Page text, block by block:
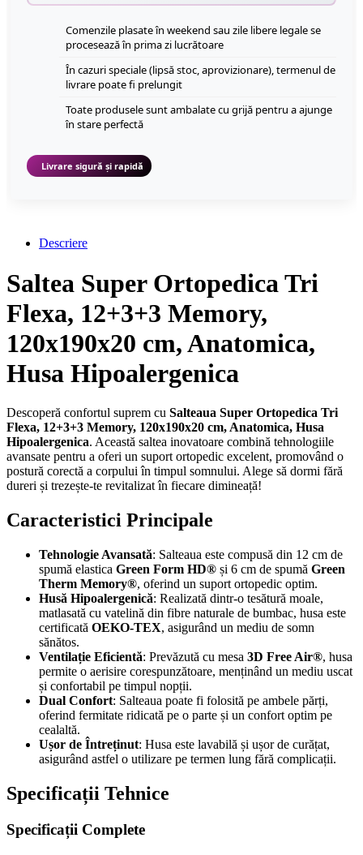
Comenzile plasate în weekend sau zile libere legale se
procesează în prima zi lucrătoare
În cazuri speciale (lipsă stoc, aprovizionare), termenul de
livrare poate fi prelungit
Toate produsele sunt ambalate cu grijă pentru a ajunge
în stare perfectă
Livrare sigură și rapidă
Descriere
Saltea Super Ortopedica Tri
Flexa, 12+3+3 Memory,
120x190x20 cm, Anatomica,
Husa Hipoalergenica
Descoperă confortul suprem cu Salteaua Super Ortopedica Tri
Flexa, 12+3+3 Memory, 120x190x20 cm, Anatomica, Husa
Hipoalergenica. Această saltea inovatoare combină tehnologiile
avansate pentru a oferi un suport ortopedic excelent, promovând o
postură corectă a corpului în timpul somnului. Alege să dormi fără
dureri și trezește-te revitalizat în fiecare dimineață!
Caracteristici Principale
Tehnologie Avansată: Salteaua este compusă din 12 cm de
spumă elastica Green Form HD® și 6 cm de spumă Green
Therm Memory®, oferind un suport ortopedic optim.
Husă Hipoalergenică: Realizată dintr-o tesătură moale,
matlasată cu vatelină din fibre naturale de bumbac, husa este
certificată OEKO-TEX, asigurând un mediu de somn
sănătos.
Ventilație Eficientă: Prevăzută cu mesa 3D Free Air®, husa
permite o aerisire corespunzătoare, menținând un mediu uscat
și confortabil pe timpul nopții.
Dual Confort: Salteaua poate fi folosită pe ambele părți,
oferind fermitate ridicată pe o parte și un confort optim pe
cealaltă.
Ușor de Întreținut: Husa este lavabilă și ușor de curățat,
asigurând astfel o utilizare pe termen lung fără complicații.
Specificații Tehnice
Specificații Complete